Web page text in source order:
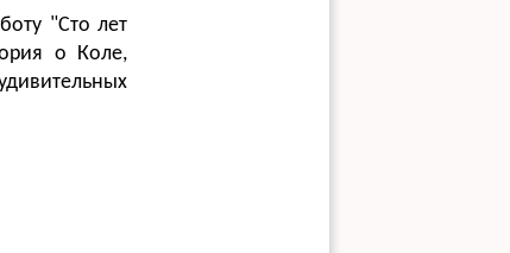
"Сто лет
о Коле,